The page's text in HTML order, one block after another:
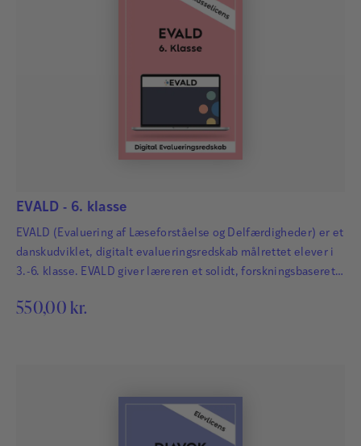
EVALD - 6. klasse
EVALD (Evaluering af Læseforståelse og Delfærdigheder) er et
danskudviklet, digitalt evalueringsredskab målrettet elever i
3.-6. klasse. EVALD giver læreren et solidt, forskningsbaseret
centrale delfærdigheder i læsning. Mere end en
550,00 kr.